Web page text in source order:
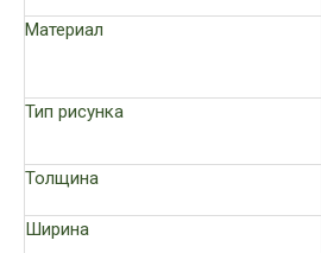
Материал
Тип рисунка
Толщина
Ширина